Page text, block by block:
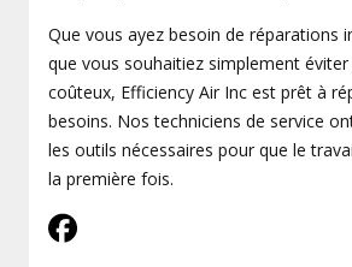
Que vous ayez besoin de réparations
que vous souhaitiez simplement
coûteux, Efficiency Air Inc est prêt à
besoins. Nos techniciens de service
les outils nécessaires pour que le
la première fois.